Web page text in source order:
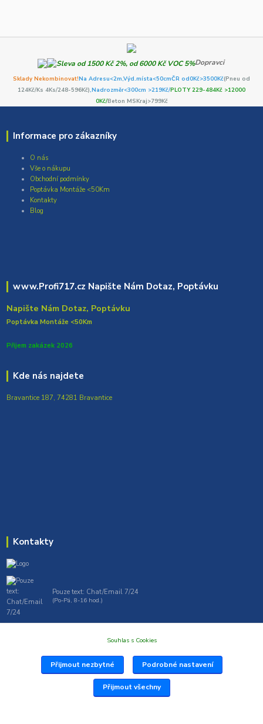
Dopravci
Sklady Nekombinovat!Na Adresu<2m,Výd.místa<50cmČR od0Kč>3500Kč(Pneu od
124Kč/Ks 4Ks/248-596Kč),Nadrozměr<300cm >219Kč/PLOTY 229-484Kč >12000
0Kč/Beton MSKraj>799Kč
Informace pro zákazníky
O nás
Vše o nákupu
Obchodní podmínky
Poptávka Montáže <50Km
Kontakty
Blog
www.Profi717.cz Napište Nám Dotaz, Poptávku
Napište Nám Dotaz, Poptávku
Poptávka Montáže <50Km
Přijem zakázek 2026
Kde nás najdete
Bravantice 187, 74281 Bravantice
Kontakty
Pouze text: Chat/Email 7/24
(Po-Pá, 8-16 hod.)
Souhlas s Cookies
Přijmout nezbytné Podrobné nastavení
Přijmout všechny